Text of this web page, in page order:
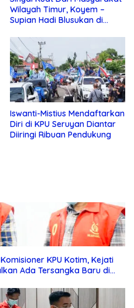
Wilayah Timur, Koyem –
Supian Hadi Blusukan di
Iswanti-Mistius Mendaftarkan
Diri di KPU Seruyan Diantar
Diiringi Ribuan Pendukung
KPU Kotim, Kejati
Ada Tersangka Baru di